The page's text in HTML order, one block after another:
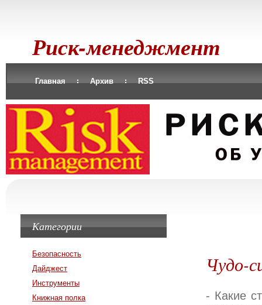
Риск-менеджмент
Главная Архив RSS
Чудо-
- Какие
Категории
Безопасность
Дайджест
Инструменты
Книжная полка